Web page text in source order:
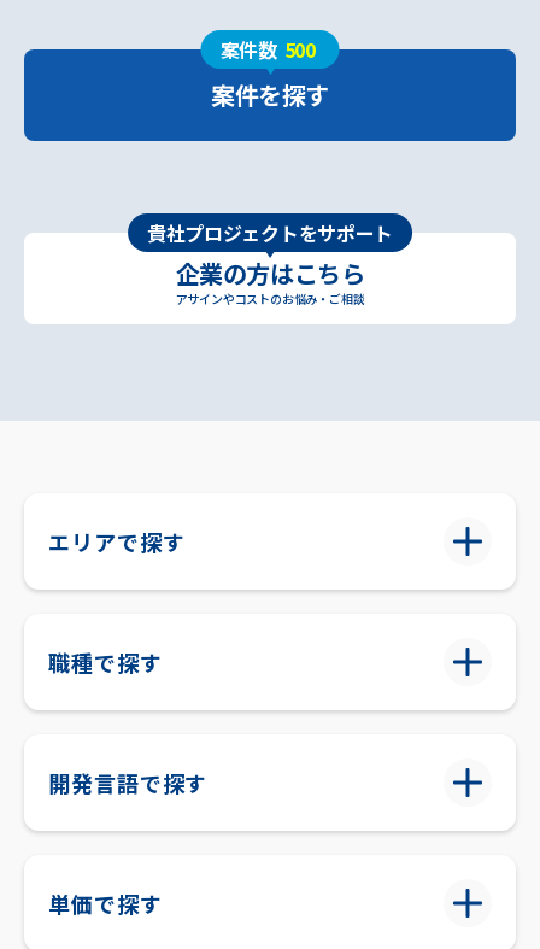
案件数 500
案件を探す
貴社プロジェクトをサポート
企業の方はこちら
アサインやコストのお悩み・ご相談
エリアで探す
職種で探す
開発言語で探す
単価で探す